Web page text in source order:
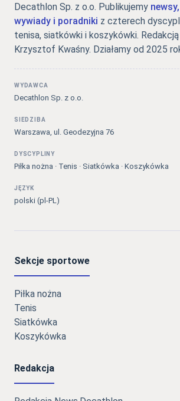
Decathlon Sp. z o.o. Publikujemy
wywiady i poradniki z czterech
tenisa, siatkówki i koszykówki.
Krzysztof Kwaśny. Działamy od 2025
WYDAWCA
Decathlon Sp. z o.o.
SIEDZIBA
Warszawa, ul. Geodezyjna 76
DYSCYPLINY
Piłka nożna · Tenis · Siatkówka · Koszykówka
JĘZYK
polski (pl-PL)
Sekcje sportowe
Piłka nożna
Tenis
Siatkówka
Koszykówka
Redakcja